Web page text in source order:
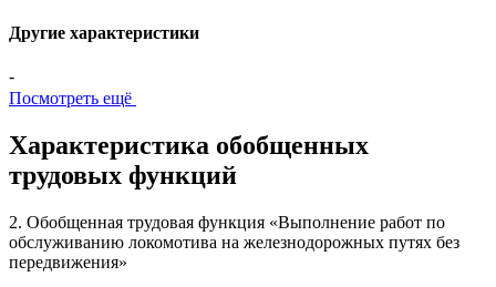
Другие характеристики
-
Посмотреть ещё
Характеристика обобщенных
трудовых функций
2. Обобщенная трудовая функция «Выполнение работ по
обслуживанию локомотива на железнодорожных путях без
передвижения»